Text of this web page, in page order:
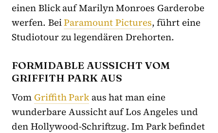
einen Blick auf Marilyn Monroes Garderobe
werfen. BeiParamount Pictures, führt eine
Studiotour zu legendären Drehorten.
FORMIDABLE AUSSICHT VOM
GRIFFITH PARK AUS
Vom Griffith Park aus hat man eine
wunderbare Aussicht auf Los Angeles und
den Hollywood-Schriftzug. Im Park befindet